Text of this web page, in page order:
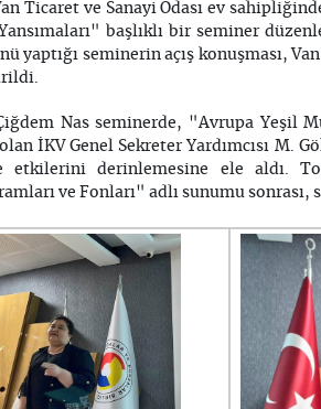
Ticaret ve Sanayi Odası ev
başlıklı bir seminer
yaptığı seminerin açış konuşması,
Nas seminerde, "Avrupa Yeşil
İKV Genel Sekreter Yardımcısı M.
etkilerini derinlemesine ele aldı.
ve Fonları" adlı sunumu